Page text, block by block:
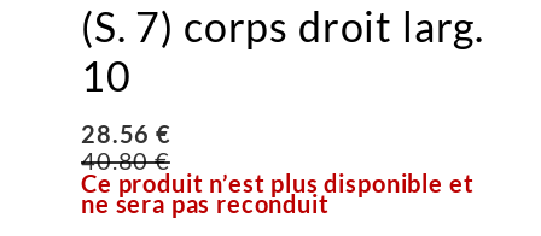
(S. 7) corps droit larg.
10
28.56 €
40.80 €
Ce produit n’est plus disponible et
ne sera pas reconduit